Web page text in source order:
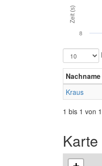
Zeit (s)
8
Nachname
Kraus
1 bis 1 von
Karte